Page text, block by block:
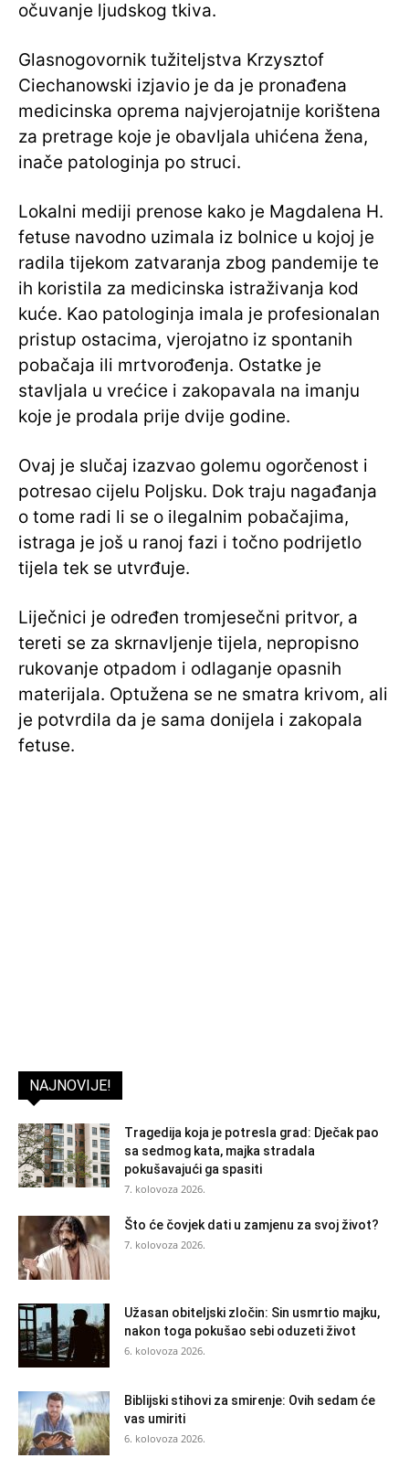
očuvanje ljudskog tkiva.
Glasnogovornik tužiteljstva Krzysztof
Ciechanowski izjavio je da je pronađena
medicinska oprema najvjerojatnije korištena
za pretrage koje je obavljala uhićena žena,
inače patologinja po struci.
Lokalni mediji prenose kako je Magdalena H.
fetuse navodno uzimala iz bolnice u kojoj je
radila tijekom zatvaranja zbog pandemije te
ih koristila za medicinska istraživanja kod
kuće. Kao patologinja imala je profesionalan
pristup ostacima, vjerojatno iz spontanih
pobačaja ili mrtvorođenja. Ostatke je
stavljala u vrećice i zakopavala na imanju
koje je prodala prije dvije godine.
Ovaj je slučaj izazvao golemu ogorčenost i
potresao cijelu Poljsku. Dok traju nagađanja
o tome radi li se o ilegalnim pobačajima,
istraga je još u ranoj fazi i točno podrijetlo
tijela tek se utvrđuje.
Liječnici je određen tromjesečni pritvor, a
tereti se za skrnavljenje tijela, nepropisno
rukovanje otpadom i odlaganje opasnih
materijala. Optužena se ne smatra krivom, ali
je potvrdila da je sama donijela i zakopala
fetuse.
NAJNOVIJE!
Tragedija koja je potresla grad: Dječak pao
sa sedmog kata, majka stradala
pokušavajući ga spasiti
7. kolovoza 2026.
Što će čovjek dati u zamjenu za svoj život?
7. kolovoza 2026.
Užasan obiteljski zločin: Sin usmrtio majku,
nakon toga pokušao sebi oduzeti život
6. kolovoza 2026.
Biblijski stihovi za smirenje: Ovih sedam će
vas umiriti
6. kolovoza 2026.